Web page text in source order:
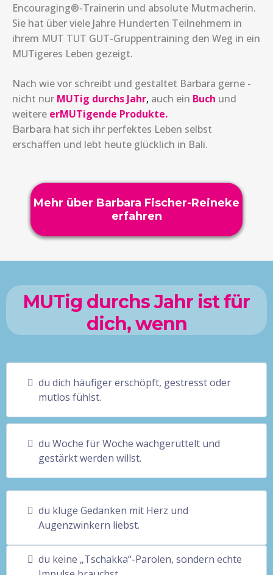
Encouraging®-Trainerin und absolute Mutmacherin.
Sie hat über viele Jahre Hunderten Teilnehmern in
ihrem MUT TUT GUT-Gruppentraining den Weg in ein
MUTigeres Leben gezeigt.
Nach wie vor schreibt und gestaltet Barbara gerne -
nicht nur MUTig durchs Jahr, auch ein Buch und
weitere erMUTigende Produkte.
Barbara hat sich ihr perfektes Leben selbst
erschaffen und lebt heute glücklich in Bali.
Mehr über Barbara Fischer-Reineke
erfahren
MUTig durchs Jahr ist für
dich, wenn
du dich häufiger erschöpft, gestresst oder
mutlos fühlst.
du Woche für Woche wachgerüttelt und
gestärkt werden willst.
du kluge Gedanken mit Herz und
Augenzwinkern liebst.
du keine „Tschakka“-Parolen, sondern echte